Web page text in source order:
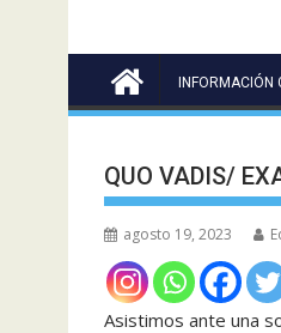
INFORMACIÓN
QUO VADIS/
agosto 19, 2023
Asistimos ante una